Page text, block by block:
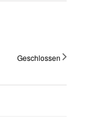
Geschlossen